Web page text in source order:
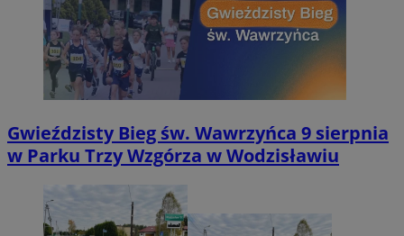
Gwieździsty Bieg św. Wawrzyńca 9 sierpnia
w Parku Trzy Wzgórza w Wodzisławiu